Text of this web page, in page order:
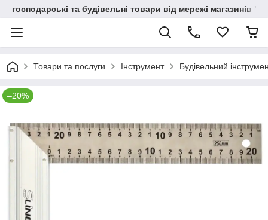
господарські та будівельні товари від мережі магазинів
Товари та послуги Інструмент Будівельний
–20%